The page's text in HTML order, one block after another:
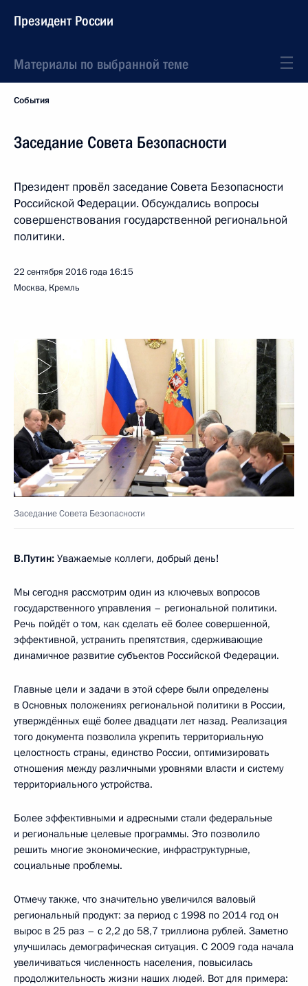
Президент России
Материалы по выбранной теме
События
Заседание Совета Безопасности
Президент провёл заседание Совета Безопасности
Российской Федерации. Обсуждались вопросы
совершенствования государственной региональной
политики.
22 сентября 2016 года 16:15
Москва, Кремль
Заседание Совета Безопасности
В.Путин: Уважаемые коллеги, добрый день!
Мы сегодня рассмотрим один из ключевых вопросов
государственного управления – региональной политики.
Речь пойдёт о том, как сделать её более совершенной,
эффективной, устранить препятствия, сдерживающие
динамичное развитие субъектов Российской Федерации.
Главные цели и задачи в этой сфере были определены
в Основных положениях региональной политики в России,
утверждённых ещё более двадцати лет назад. Реализация
того документа позволила укрепить территориальную
целостность страны, единство России, оптимизировать
отношения между различными уровнями власти и систему
территориального устройства.
Более эффективными и адресными стали федеральные
и региональные целевые программы. Это позволило
решить многие экономические, инфраструктурные,
социальные проблемы.
Отмечу также, что значительно увеличился валовый
региональный продукт: за период с 1998 по 2014 год он
вырос в 25 раз – с 2,2 до 58,7 триллиона рублей. Заметно
улучшилась демографическая ситуация. С 2009 года начала
увеличиваться численность населения, повысилась
продолжительность жизни наших людей. Вот для примера: